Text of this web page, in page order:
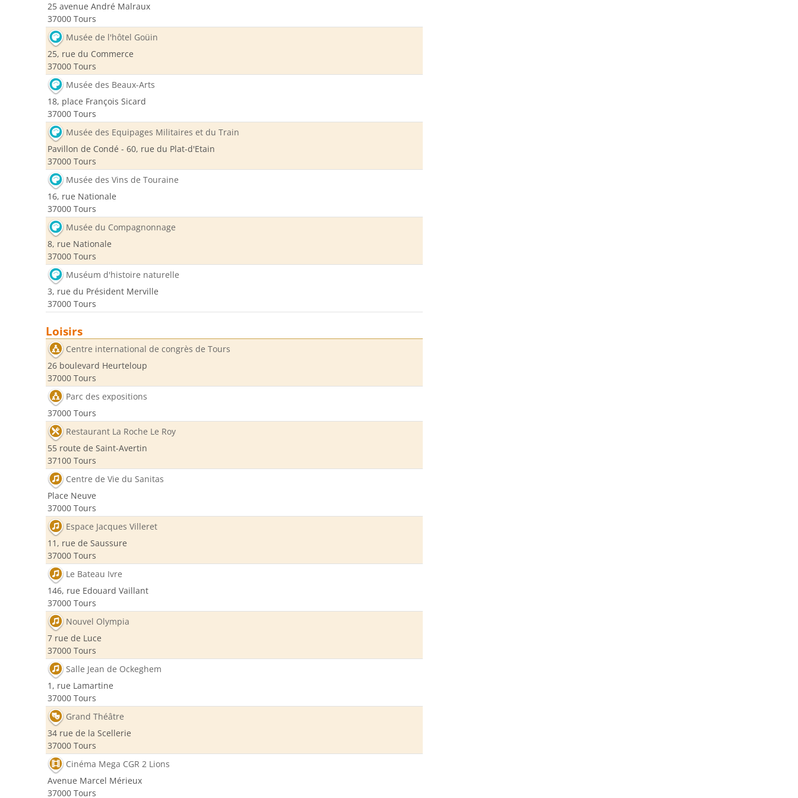
25 avenue André Malraux
37000 Tours
Musée de l'hôtel Goüin
25, rue du Commerce
37000 Tours
Musée des Beaux-Arts
18, place François Sicard
37000 Tours
Musée des Equipages Militaires et du Train
Pavillon de Condé - 60, rue du Plat-d'Etain
37000 Tours
Musée des Vins de Touraine
16, rue Nationale
37000 Tours
Musée du Compagnonnage
8, rue Nationale
37000 Tours
Muséum d'histoire naturelle
3, rue du Président Merville
37000 Tours
Loisirs
Centre international de congrès de Tours
26 boulevard Heurteloup
37000 Tours
Parc des expositions
37000 Tours
Restaurant La Roche Le Roy
55 route de Saint-Avertin
37100 Tours
Centre de Vie du Sanitas
Place Neuve
37000 Tours
Espace Jacques Villeret
11, rue de Saussure
37000 Tours
Le Bateau Ivre
146, rue Edouard Vaillant
37000 Tours
Nouvel Olympia
7 rue de Luce
37000 Tours
Salle Jean de Ockeghem
1, rue Lamartine
37000 Tours
Grand Théâtre
34 rue de la Scellerie
37000 Tours
Cinéma Mega CGR 2 Lions
Avenue Marcel Mérieux
37000 Tours